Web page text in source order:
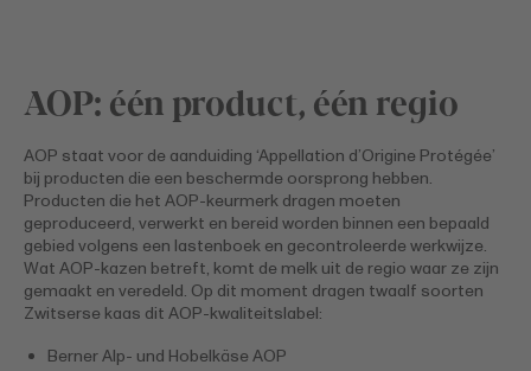
AOP: één product, één regio
AOP staat voor de aanduiding ‘Appellation d’Origine Protégée’
bij producten die een beschermde oorsprong hebben.
Producten die het AOP-keurmerk dragen moeten
geproduceerd, verwerkt en bereid worden binnen een bepaald
gebied volgens een lastenboek en gecontroleerde werkwijze.
Wat AOP-kazen betreft, komt de melk uit de regio waar ze zijn
gemaakt en veredeld. Op dit moment dragen twaalf soorten
Zwitserse kaas dit AOP-kwaliteitslabel:
Berner Alp- und Hobelkäse AOP